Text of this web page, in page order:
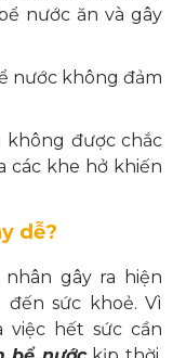
nước ăn và gây
nước không đảm
không được chắc
các khe hở khiến
dễ?
gây ra hiện
sức khoẻ. Vì
việc hết sức cần